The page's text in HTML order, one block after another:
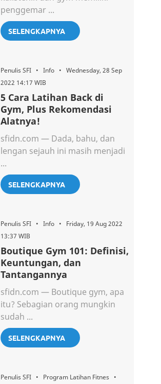
penggemar ...
SELENGKAPNYA
Penulis SFI • Info • Wednesday, 28 Sep
2022 14:17 WIB
5 Cara Latihan Back di
Gym, Plus Rekomendasi
Alatnya!
sfidn.com — Dada, bahu, dan
lengan sejauh ini masih menjadi
...
SELENGKAPNYA
Penulis SFI • Info • Friday, 19 Aug 2022
13:37 WIB
Boutique Gym 101: Definisi,
Keuntungan, dan
Tantangannya
sfidn.com — Boutique gym, apa
itu? Sebagian orang mungkin
sudah ...
SELENGKAPNYA
Penulis SFI • Program Latihan Fitnes •